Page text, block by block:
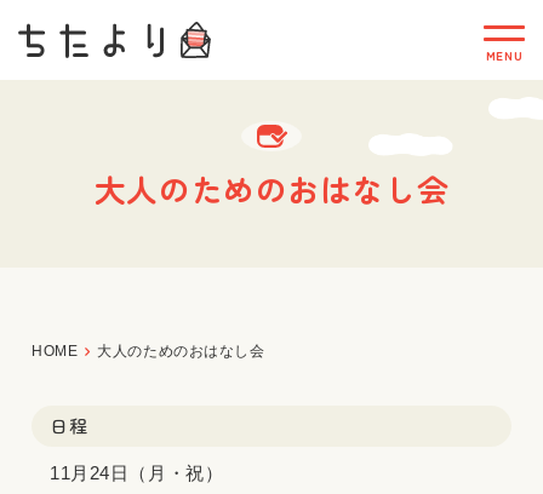
大人のためのおはなし会
HOME 大人のためのおはなし会
日程
11月24日（月・祝）